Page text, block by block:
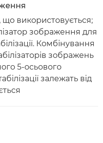
що використовується;
зображення для
Комбінування
зображень
5-осьового
залежать від